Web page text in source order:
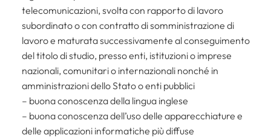
telecomunicazioni, svolta con rapporto di lavoro
subordinato o con contratto di somministrazione di
lavoro e maturata successivamente al conseguimento
del titolo di studio, presso enti, istituzioni o imprese
nazionali, comunitari o internazionali nonché in
amministrazioni dello Stato o enti pubblici
– buona conoscenza della lingua inglese
– buona conoscenza dell’uso delle apparecchiature e
delle applicazioni informatiche più diffuse